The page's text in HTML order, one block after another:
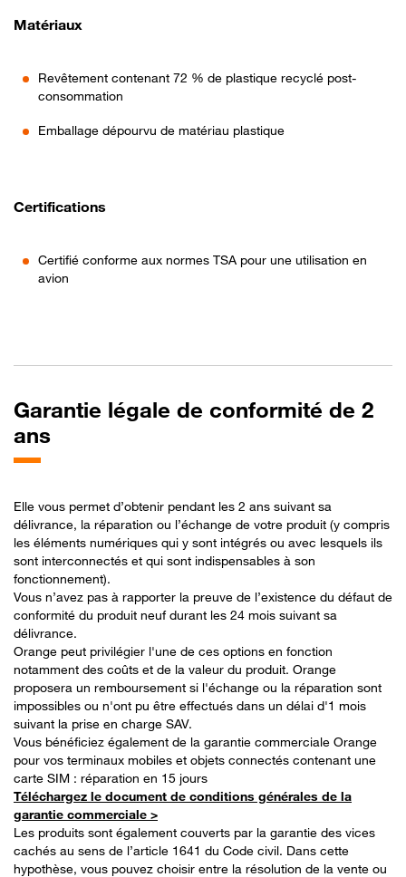
Matériaux
Revêtement contenant 72 % de plastique recyclé post-
consommation
Emballage dépourvu de matériau plastique
Certifications
Certifié conforme aux normes TSA pour une utilisation en
avion
Garantie légale de conformité de 2
ans
Elle vous permet d’obtenir pendant les 2 ans suivant sa
délivrance, la réparation ou l’échange de votre produit (y compris
les éléments numériques qui y sont intégrés ou avec lesquels ils
sont interconnectés et qui sont indispensables à son
fonctionnement).
Vous n’avez pas à rapporter la preuve de l’existence du défaut de
conformité du produit neuf durant les 24 mois suivant sa
délivrance.
Orange peut privilégier l'une de ces options en fonction
notamment des coûts et de la valeur du produit. Orange
proposera un remboursement si l'échange ou la réparation sont
impossibles ou n'ont pu être effectués dans un délai d'1 mois
suivant la prise en charge SAV.
Vous bénéficiez également de la garantie commerciale Orange
pour vos terminaux mobiles et objets connectés contenant une
carte SIM : réparation en 15 jours
Téléchargez le document de conditions générales de la
garantie commerciale >
Les produits sont également couverts par la garantie des vices
cachés au sens de l’article 1641 du Code civil. Dans cette
hypothèse, vous pouvez choisir entre la résolution de la vente ou